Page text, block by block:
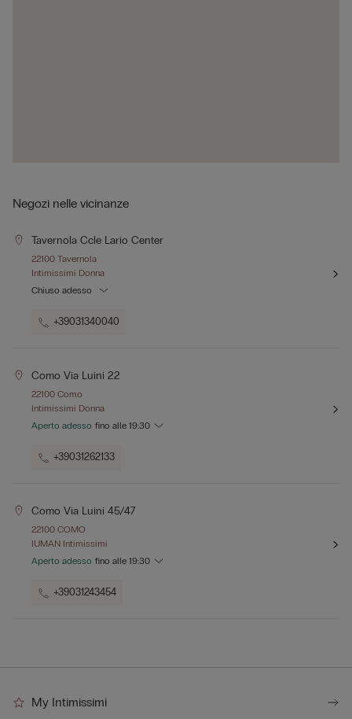
Negozi nelle vicinanze
Tavernola Ccle Lario Center
22100 Tavernola
Intimissimi Donna
Chiuso adesso
+39031340040
Como Via Luini 22
22100 Como
Intimissimi Donna
Aperto adesso fino alle 19:30
+39031262133
Como Via Luini 45/47
22100 COMO
IUMAN Intimissimi
Aperto adesso fino alle 19:30
+39031243454
My Intimissimi